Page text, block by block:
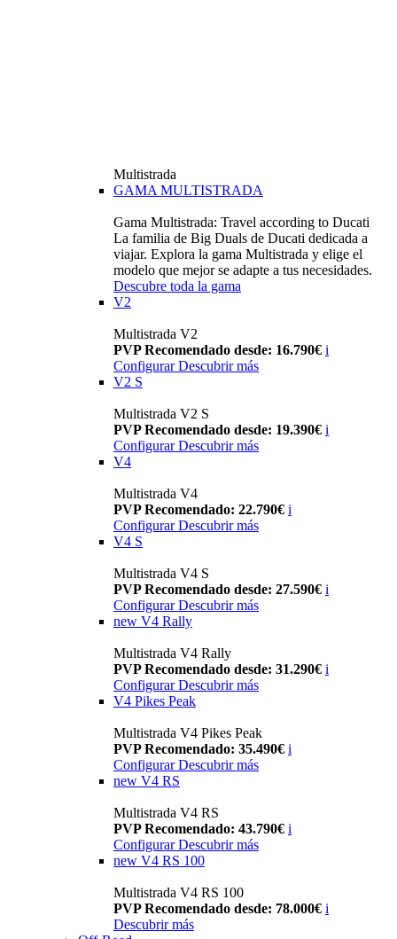
Multistrada
GAMA MULTISTRADA
Gama Multistrada: Travel according to Ducati
La familia de Big Duals de Ducati dedicada a
viajar. Explora la gama Multistrada y elige el
modelo que mejor se adapte a tus necesidades.
Descubre toda la gama
V2
Multistrada V2
PVP Recomendado desde: 16.790€ i
Configurar Descubrir más
V2 S
Multistrada V2 S
PVP Recomendado desde: 19.390€ i
Configurar Descubrir más
V4
Multistrada V4
PVP Recomendado: 22.790€ i
Configurar Descubrir más
V4 S
Multistrada V4 S
PVP Recomendado desde: 27.590€ i
Configurar Descubrir más
new V4 Rally
Multistrada V4 Rally
PVP Recomendado desde: 31.290€ i
Configurar Descubrir más
V4 Pikes Peak
Multistrada V4 Pikes Peak
PVP Recomendado: 35.490€ i
Configurar Descubrir más
new V4 RS
Multistrada V4 RS
PVP Recomendado: 43.790€ i
ConfigurarDescubrir más
new V4 RS 100
Multistrada V4 RS 100
PVP Recomendado desde: 78.000€ i
Descubrir más